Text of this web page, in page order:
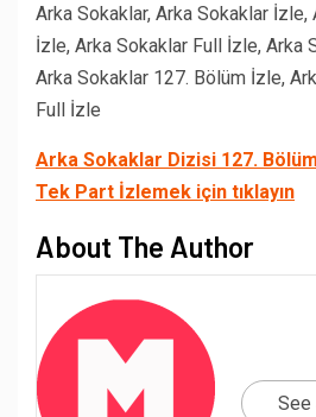
Arka Sokaklar, Arka Sokaklar
İzle, Arka Sokaklar Full İzle, Arka
Arka Sokaklar 127. Bölüm İzle,
Full İzle
Arka Sokaklar Dizisi 127.
Tek Part İzlemek için tıklayın
About The Author
See